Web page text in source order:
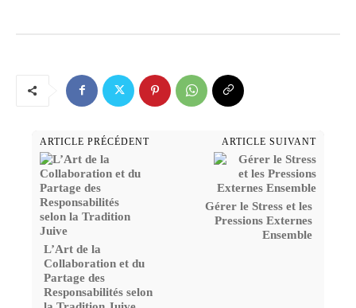
ARTICLE PRÉCÉDENT
L’Art de la
Collaboration et du
Partage des
Responsabilités selon
ARTICLE SUIVANT
Gérer le Stress et les
Pressions Externes
Ensemble